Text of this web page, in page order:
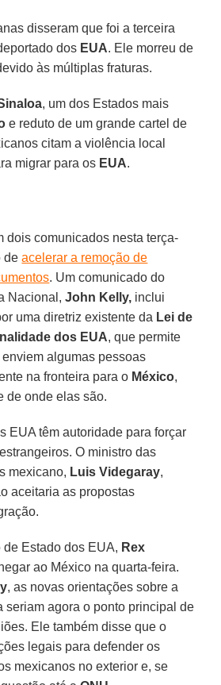
disseram que foi a terceira
dos EUA. Ele morreu de
às múltiplas fraturas.
, um dos Estados mais
e reduto de um grande cartel de
citam a violência local
migrar para os EUA.
dois comunicados nesta terça-
deacelerar a remoção de
. Um comunicado do
Nacional,John Kelly, inclui
uma diretriz existente da Lei de
dos EUA, que permite
algumas pessoas
na fronteira para o México,
de onde elas são.
EUA têm autoridade para forçar
O ministro das
mexicano, Luis Videgaray,
aceitaria as propostas
de Estado dos EUA, Rex
ao México na quarta-feira.
, as novas orientações sobre a
seriam agora o ponto principal de
Ele também disse que o
legais para defender os
mexicanos no exterior e, se